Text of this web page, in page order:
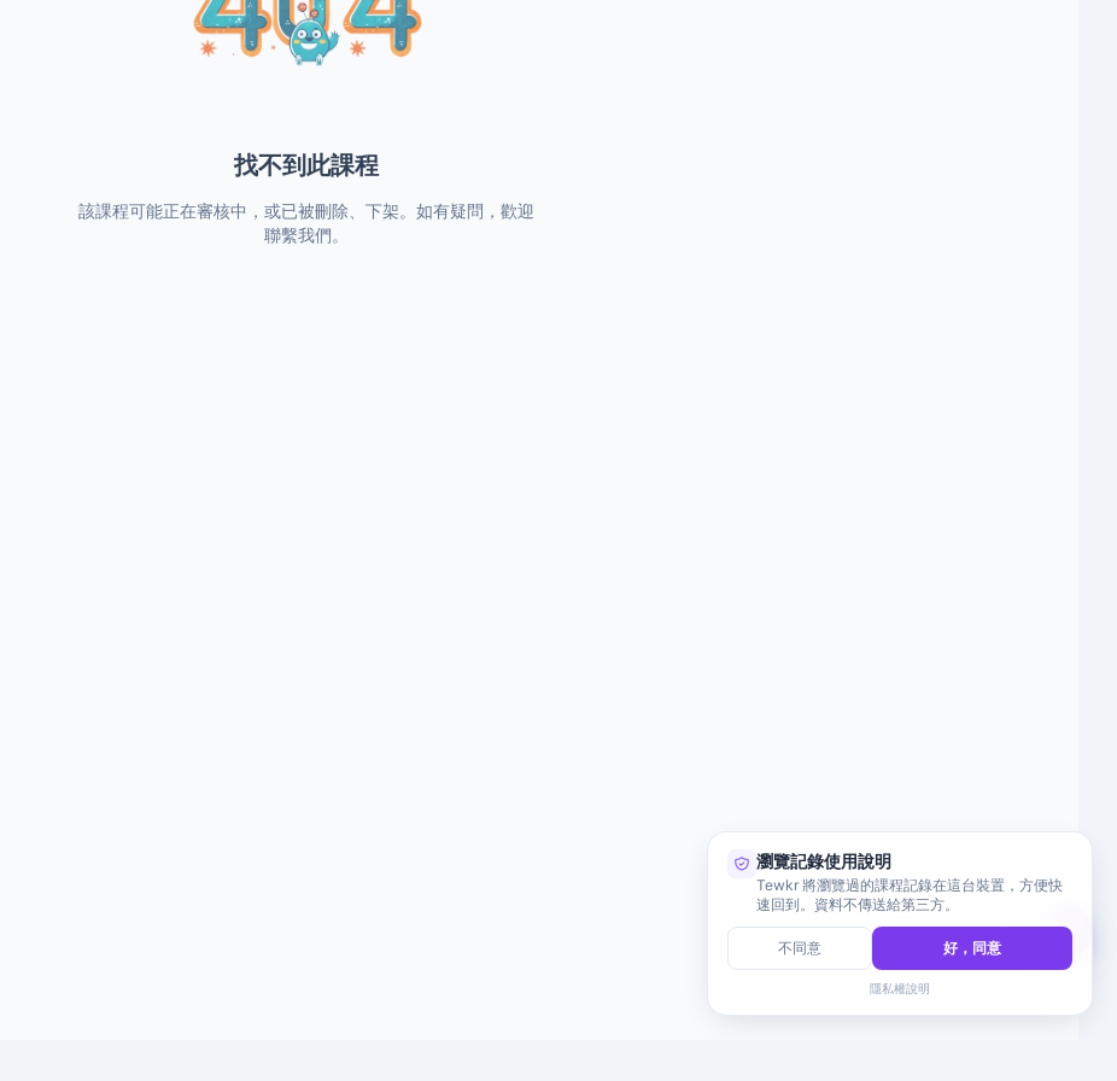
找不到此課程
該課程可能正在審核中，或已被刪除、下架。如有疑問，歡迎
聯繫我們。
瀏覽記錄使用說明
Tewkr 將瀏覽過的課程記錄在這台裝置，方便快
速回到。資料不傳送給第三方。
不同意 好，同意
隱私權說明